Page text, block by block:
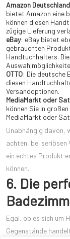
Amazon Deutschland
bietet Amazon eine
können diesen
zügige Lieferung
eBay: eBay bietet
gebrauchten
Handtuchhalters.
OTTO: Die deutsche
diesen
Versandoptionen.
MediaMarkt oder
können Sie in
MediaMarkt oder
Unabhängig davon,
achten, bei seriösen
ein echtes Produkt
können.
6. Die
Egal, ob es sich um
Gegenstände